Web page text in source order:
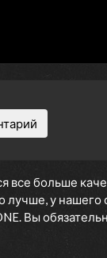
все больше
лучше, у
Вы